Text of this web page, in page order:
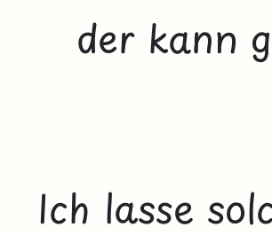
der kann
Ich lasse